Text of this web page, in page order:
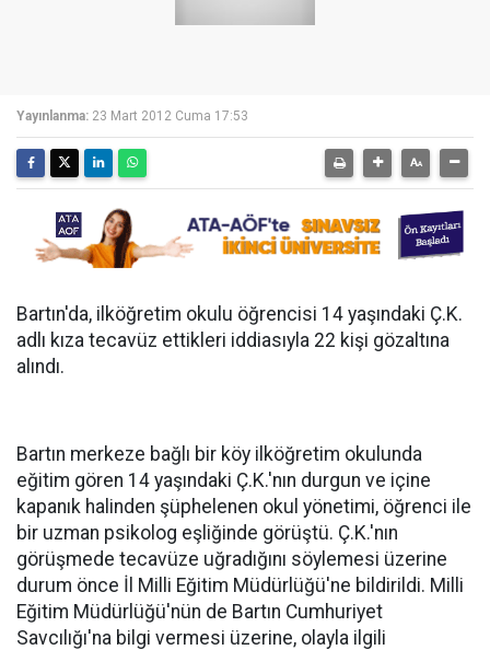
Yayınlanma: 23 Mart 2012 Cuma 17:53
Bartın'da, ilköğretim okulu öğrencisi 14 yaşındaki Ç.K.
adlı kıza tecavüz ettikleri iddiasıyla 22 kişi gözaltına
alındı.
Bartın merkeze bağlı bir köy ilköğretim okulunda
eğitim gören 14 yaşındaki Ç.K.'nın durgun ve içine
kapanık halinden şüphelenen okul yönetimi, öğrenci ile
bir uzman psikolog eşliğinde görüştü. Ç.K.'nın
görüşmede tecavüze uğradığını söylemesi üzerine
durum önce İl Milli Eğitim Müdürlüğü'ne bildirildi. Milli
Eğitim Müdürlüğü'nün de Bartın Cumhuriyet
Savcılığı'na bilgi vermesi üzerine, olayla ilgili